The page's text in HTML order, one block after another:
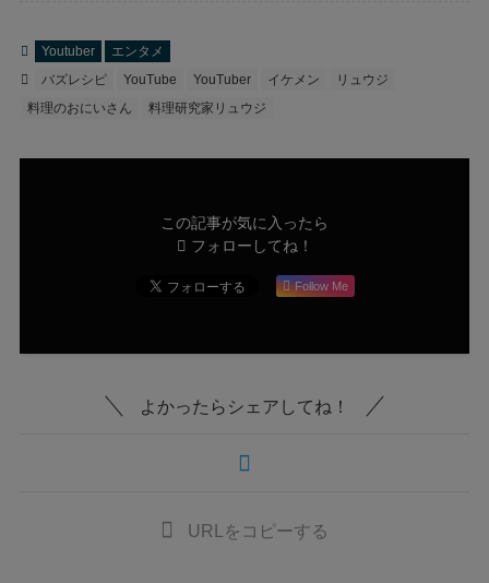
Youtuber
エンタメ
バズレシピ
YouTube YouTuber イケメン
リュウジ
料理のおにいさん
料理研究家リュウジ
この記事が気に入ったら
フォローしてね！
Follow Me
よかったらシェアしてね！
URLをコピーする